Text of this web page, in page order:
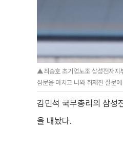
▲최승호 초기업노조 삼성전자지
심문을 마치고 나와 취재진 질문
김민석 국무총리의 삼성
을 내놨다.